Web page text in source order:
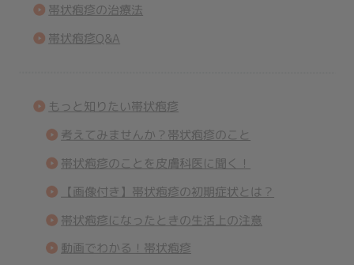
帯状疱疹の治療法
帯状疱疹Q&A
もっと知りたい帯状疱疹
考えてみませんか？帯状疱疹のこと
帯状疱疹のことを皮膚科医に聞く！
【画像付き】帯状疱疹の初期症状とは？
帯状疱疹になったときの生活上の注意
動画でわかる！帯状疱疹